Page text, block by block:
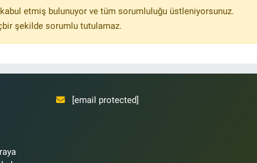
kabul etmiş bulunuyor ve tüm sorumluluğu üstleniyorsunuz.
şekilde sorumlu tutulamaz.
[email protected]